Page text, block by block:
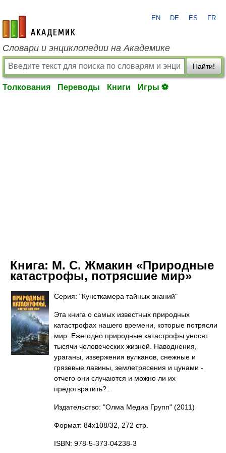
academic.ru
EN DE ES FR
Словари и энциклопедии на Академике
Найти!
Толкования Переводы Книги Игры ⚽
Книга: М. С. Жмакин «Природные
катастрофы, потрясшие мир»
Серия: "Кунсткамера тайных знаний"
Эта книга о самых известных природных
катастрофах нашего времени, которые потрясли
мир. Ежегодно природные катастрофы уносят
тысячи человеческих жизней. Наводнения,
ураганы, извержения вулканов, снежные и
грязевые лавины, землетрясения и цунами -
отчего они случаются и можно ли их
предотвратить?..
Издательство: "Олма Медиа Групп" (2011)
Формат: 84x108/32, 272 стр.
ISBN: 978-5-373-04238-3